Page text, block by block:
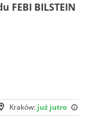
FEBI BILSTEIN
Kraków: już jutro